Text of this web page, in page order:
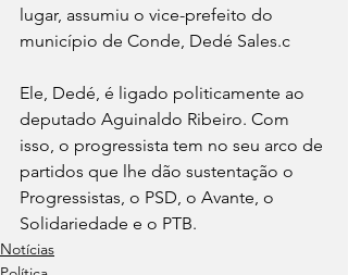
lugar, assumiu o vice-prefeito do
município de Conde, Dedé Sales.c
Ele, Dedé, é ligado politicamente ao
deputado Aguinaldo Ribeiro. Com
isso, o progressista tem no seu arco de
partidos que lhe dão sustentação o
Progressistas, o PSD, o Avante, o
Solidariedade e o PTB.
Notícias